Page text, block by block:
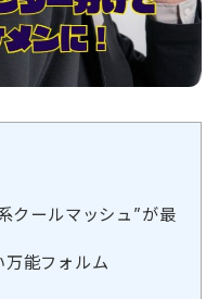
クールマッシュ”が最
能フォルム